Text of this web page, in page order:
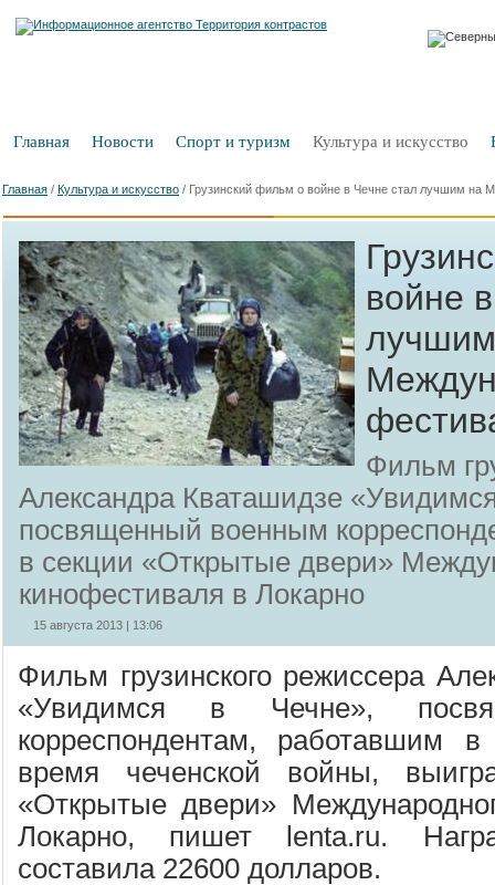
Главная Новости Спорт и туризм Культура и искусство
Главная / Культура и искусство / Грузинский фильм о войне в Чечне стал лучшим на
войне
Фильм
Александра Кваташидзе
посвященный военным
в секции «Открытые двери»
кинофестиваля в Локарно
15 августа 2013 | 13:06
Фильм грузинского режиссера
«Увидимся в Чечне»,
корреспондентам, работавшим
время чеченской войны,
«Открытые двери»
Локарно, пишет lenta.ru.
составила 22600 долларов.